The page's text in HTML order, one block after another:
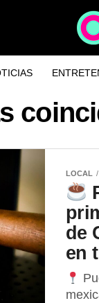
LOCAL
de
en